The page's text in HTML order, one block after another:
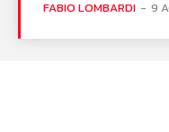
FABIO LOMBARDI - 9